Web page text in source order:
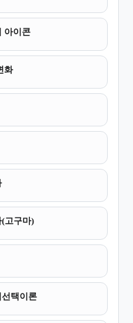
아이콘
화
(고구마)
선택이론